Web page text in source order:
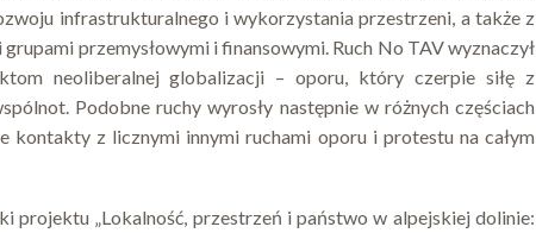
infrastrukturalnego i wykorzystania przestrzeni, a także z
przemysłowymi i finansowymi. Ruch No TAV wyznaczył
neoliberalnej globalizacji – oporu, który czerpie siłę z
Podobne ruchy wyrosły następnie w różnych częściach
kontakty z licznymi innymi ruchami oporu i protestu na całym
projektu „Lokalność, przestrzeń i państwo w alpejskiej dolinie: